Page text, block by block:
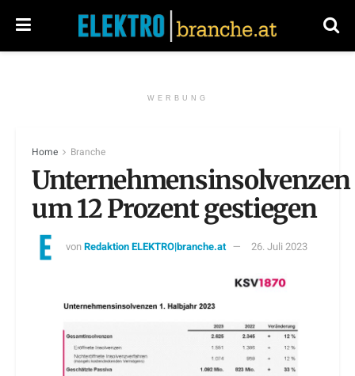
WERBUNG
Home Branche
Unternehmensinsolvenzen
um 12 Prozent gestiegen
vonRedaktion ELEKTRO|branche.at 26. Juli 2023